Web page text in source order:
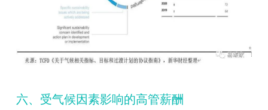
六、受气候因素影响的高管薪酬